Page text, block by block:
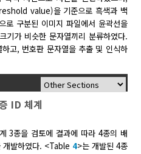
value)을 기준으로 흑색과 백
로 구분된 이미지 파일에서 윤곽선을
기가 비슷한 문자열끼리 분류하였다.
고, 번호판 문자열을 추출 및 인식하
ID 체계
3종을 검토에 결과에 따라 4종의 배
개발하였다. <Table 4>는 개발된 4종